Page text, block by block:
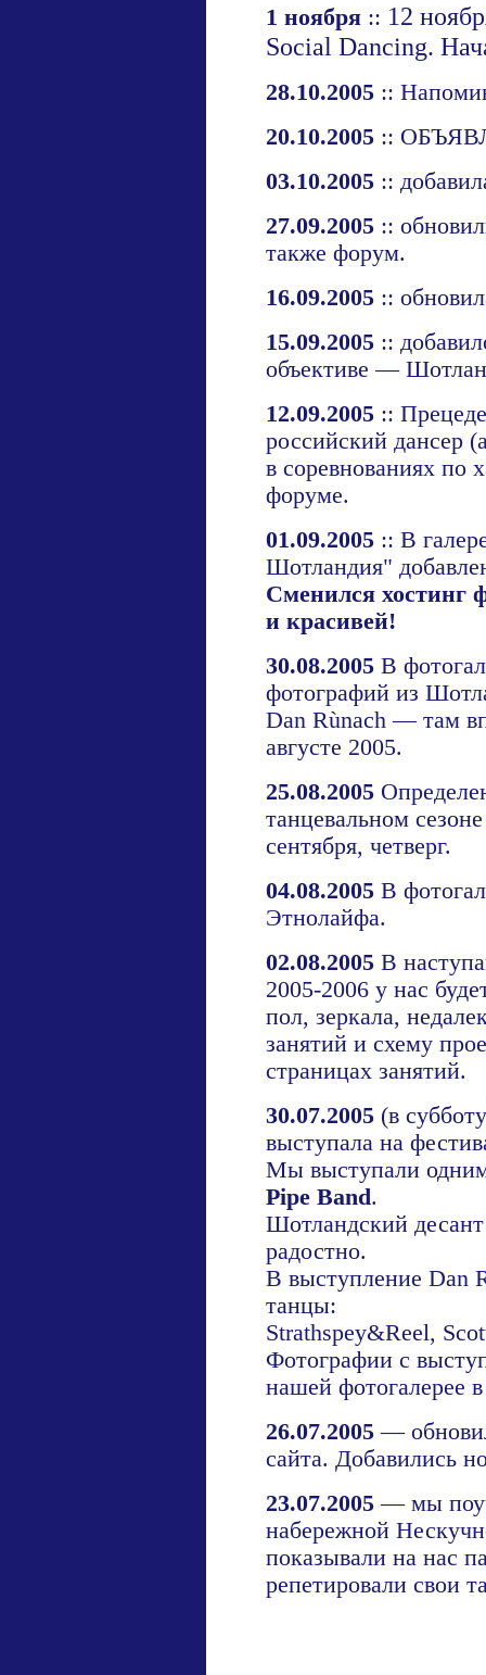
1 ноября :: 12
Social Dancing.
28.10.2005 ::
20.10.2005 ::
03.10.2005 ::
27.09.2005 ::
также форум.
16.09.2005 ::
15.09.2005 ::
объективе —
12.09.2005 ::
российский дансер
в соревнованиях по
форуме.
01.09.2005 :: В
Шотландия"
Сменился
и красивей!
30.08.2005 В
фотографий из
Dan Rùnach — там
августе 2005.
25.08.2005
танцевальном
сентября, четверг.
04.08.2005 В
Этнолайфа.
02.08.2005 В
2005-2006 у нас
пол, зеркала,
занятий и схему
страницах занятий.
30.07.2005 (в
выступала на
Мы выступали
Pipe Band.
Шотландский
радостно.
В выступление Dan
танцы:
Strathspey&Reel,
Фотографии с
нашей фотогалерее
26.07.2005 —
сайта. Добавились
23.07.2005 — мы
набережной
показывали на нас
репетировали свои